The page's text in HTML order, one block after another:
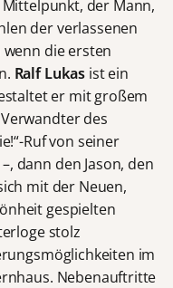
der Mann,
der verlassenen
die ersten
Ralf Lukas ist ein
er mit großem
des
Ruf von seiner
dann den Jason, den
mit der Neuen,
gespielten
stolz
im
Nebenauftritte